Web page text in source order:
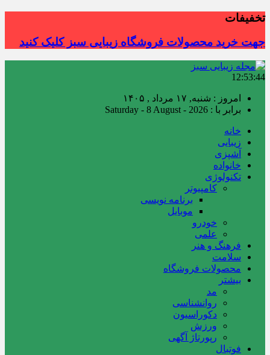
تخفیفات
جهت خرید محصولات فروشگاه زیبایی سبز کلیک کنید
12:53:45
امروز : شنبه, ۱۷ مرداد , ۱۴۰۵
برابر با : Saturday - 8 August - 2026
خانه
زیبایی
آشپزی
خانواده
تکنولوژی
کامپیوتر
برنامه نویسی
موبایل
خودرو
علمی
فرهنگ و هنر
سلامت
محصولات فروشگاه
بیشتر
مد
روانشناسی
دکوراسیون
ورزش
رپورتاژ آگهی
فوتبال